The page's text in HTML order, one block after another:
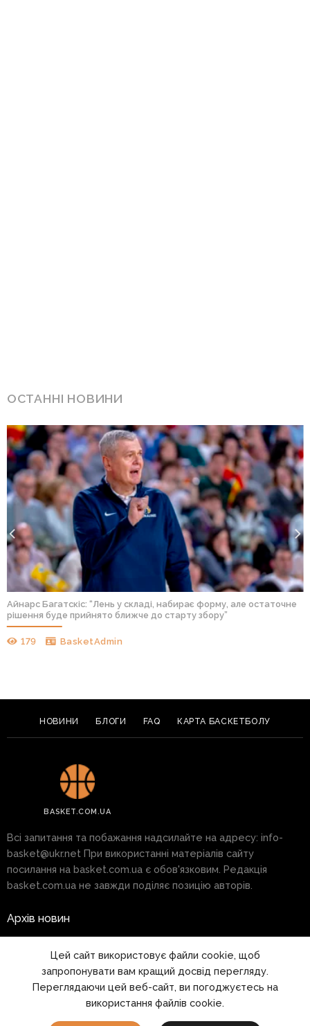
ОСТАННІ НОВИНИ
Айнарс Багатскіс: “Лень у складі, набирає форму, але остаточне
рішення буде прийнято ближче до старту збору”
179 BasketAdmin
НОВИНИ БЛОГИ FAQ КАРТА БАСКЕТБОЛУ
BASKET.COM.UA
Всі запитання та побажання надсилайте на адресу: info-
basket@ukr.net При використанні матеріалів сайту
посилання на basket.com.ua є обов'язковим. Редакція
basket.com.ua не завжди поділяє позицію авторів.
Архів новин
Правила
Цей сайт використовує файли cookie, щоб
запропонувати вам кращий досвід перегляду.
Переглядаючи цей веб-сайт, ви погоджуєтесь на
використання файлів cookie.